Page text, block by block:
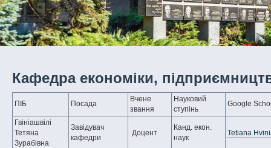
Кафедра економіки,
ПІБ Посада
Вчене
звання
Науковий
ступінь
Google
Гвініашвілі
Тетяна
Зурабівна
Завідувач
кафедри
Доцент
Канд. екон.
наук
Tetiana